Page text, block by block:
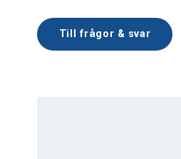
Till frågor & svar